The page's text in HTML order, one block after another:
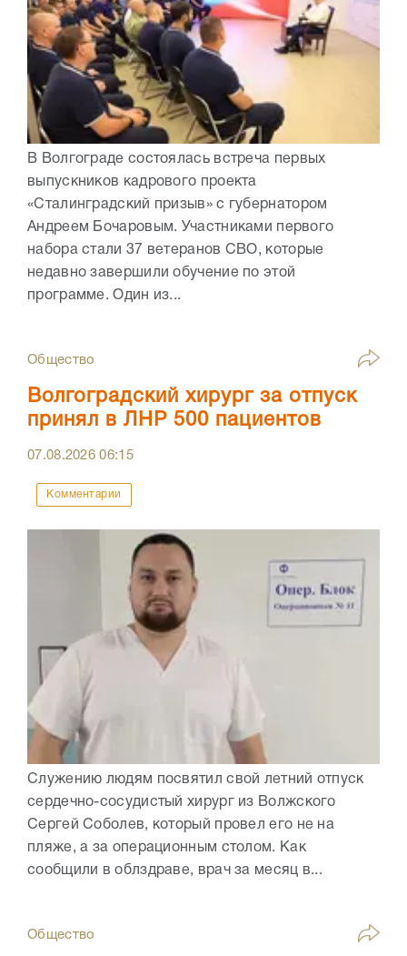
В Волгограде состоялась встреча первых
выпускников кадрового проекта
«Сталинградский призыв» с губернатором
Андреем Бочаровым. Участниками первого
набора стали 37 ветеранов СВО, которые
недавно завершили обучение по этой
программе. Один из...
Общество
Волгоградский хирург за отпуск
принял в ЛНР 500 пациентов
07.08.202606:15
Комментарии
Служению людям посвятил свой летний отпуск
сердечно-сосудистый хирург из Волжского
Сергей Соболев, который провел его не на
пляже, а за операционным столом. Как
сообщили в облздраве, врач за месяц в...
Общество